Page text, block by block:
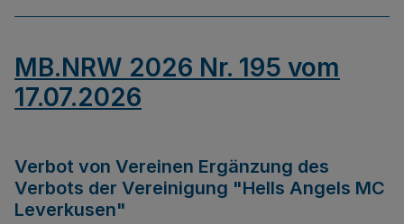
MB.NRW 2026 Nr. 195 vom
17.07.2026
Verbot von Vereinen Ergänzung des
Verbots der Vereinigung "Hells Angels MC
Leverkusen"